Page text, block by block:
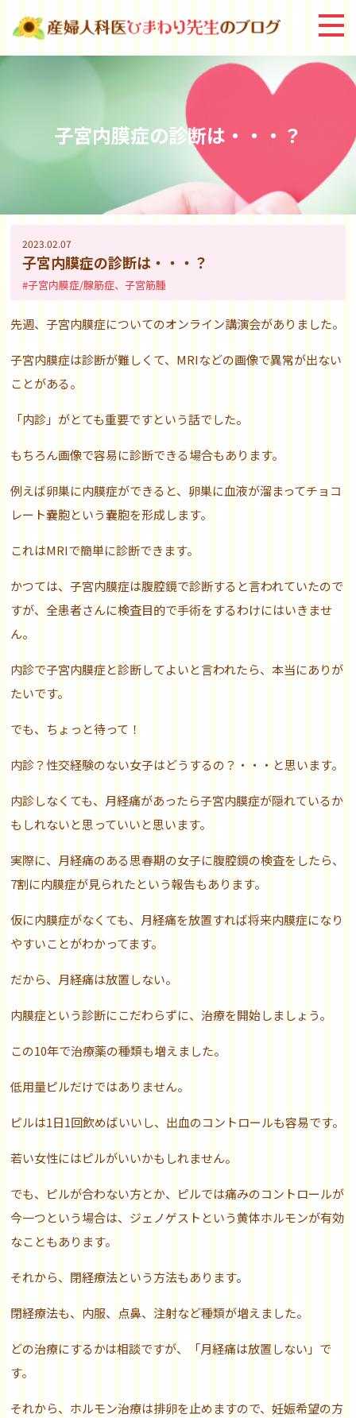
子宮内膜症の診断は・・・？
2023.02.07
子宮内膜症の診断は・・・？
#子宮内膜症/腺筋症、子宮筋腫
先週、子宮内膜症についてのオンライン講演会がありました。
子宮内膜症は診断が難しくて、MRIなどの画像で異常が出ない
ことがある。
「内診」がとても重要ですという話でした。
もちろん画像で容易に診断できる場合もあります。
例えば卵巣に内膜症ができると、卵巣に血液が溜まってチョコ
レート嚢胞という嚢胞を形成します。
これはMRIで簡単に診断できます。
かつては、子宮内膜症は腹腔鏡で診断すると言われていたので
すが、全患者さんに検査目的で手術をするわけにはいきませ
ん。
内診で子宮内膜症と診断してよいと言われたら、本当にありが
たいです。
でも、ちょっと待って！
内診？性交経験のない女子はどうするの？・・・と思います。
内診しなくても、月経痛があったら子宮内膜症が隠れているか
もしれないと思っていいと思います。
実際に、月経痛のある思春期の女子に腹腔鏡の検査をしたら、
7割に内膜症が見られたという報告もあります。
仮に内膜症がなくても、月経痛を放置すれば将来内膜症になり
やすいことがわかってます。
だから、月経痛は放置しない。
内膜症という診断にこだわらずに、治療を開始しましょう。
この10年で治療薬の種類も増えました。
低用量ピルだけではありません。
ピルは1日1回飲めばいいし、出血のコントロールも容易です。
若い女性にはピルがいいかもしれません。
でも、ピルが合わない方とか、ピルでは痛みのコントロールが
今一つという場合は、ジェノゲストという黄体ホルモンが有効
なこともあります。
それから、閉経療法という方法もあります。
閉経療法も、内服、点鼻、注射など種類が増えました。
どの治療にするかは相談ですが、「月経痛は放置しない」で
す。
それから、ホルモン治療は排卵を止めますので、妊娠希望の方